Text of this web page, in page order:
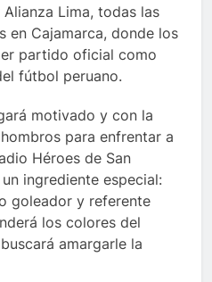
Lima, todas las
en Cajamarca, donde los
partido oficial como
fútbol peruano.
motivado y con la
para enfrentar a
Héroes de San
ingrediente especial:
goleador y referente
los colores del
amargarle la